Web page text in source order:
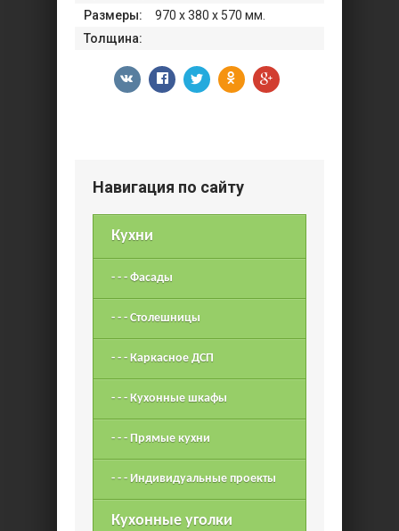
Размеры:
970 x 380 x 570 мм.
Толщина:
Навигация по сайту
Кухни
- - - Фасады
- - - Столешницы
- - - Каркасное ДСП
- - - Кухонные шкафы
- - - Прямые кухни
- - - Индивидуальные проекты
Кухонные уголки